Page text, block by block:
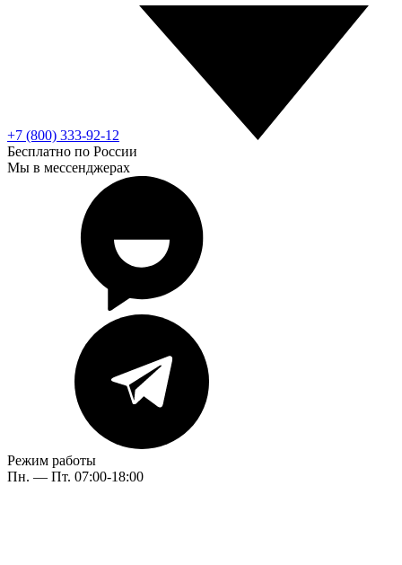
+7 (800) 333-92-12
Бесплатно по России
Мы в мессенджерах
Режим работы
Пн. — Пт. 07:00-18:00